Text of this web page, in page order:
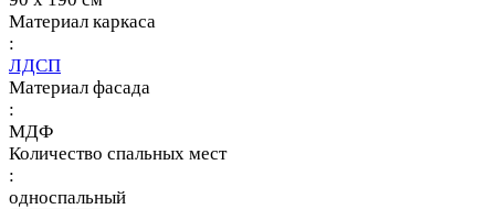
Материал каркаса
:
ЛДСП
Материал фасада
:
МДФ
Количество спальных мест
:
односпальный